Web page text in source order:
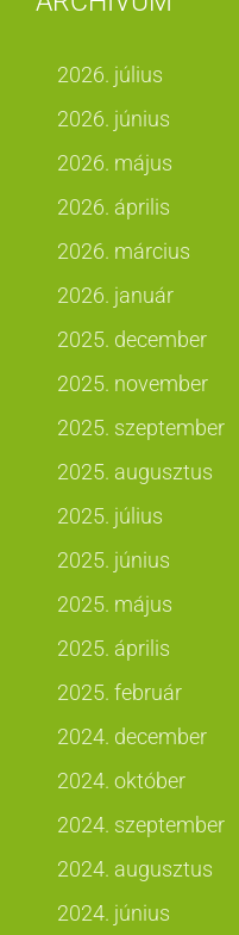
2026. július
2026. június
2026. május
2026. április
2026. március
2026. január
2025. december
2025. november
2025. szeptember
2025. augusztus
2025. július
2025. június
2025. május
2025. április
2025. február
2024. december
2024. október
2024. szeptember
2024. augusztus
2024. június